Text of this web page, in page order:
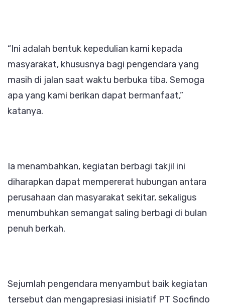
“Ini adalah bentuk kepedulian kami kepada
masyarakat, khususnya bagi pengendara yang
masih di jalan saat waktu berbuka tiba. Semoga
apa yang kami berikan dapat bermanfaat,”
katanya.
Ia menambahkan, kegiatan berbagi takjil ini
diharapkan dapat mempererat hubungan antara
perusahaan dan masyarakat sekitar, sekaligus
menumbuhkan semangat saling berbagi di bulan
penuh berkah.
Sejumlah pengendara menyambut baik kegiatan
tersebut dan mengapresiasi inisiatif PT Socfindo